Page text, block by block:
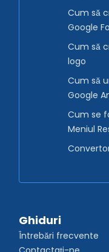
Cum să
Google
Cum să
logo
Cum să
Google
Cum se
Meniul
Ghiduri
Întrebări frecvente